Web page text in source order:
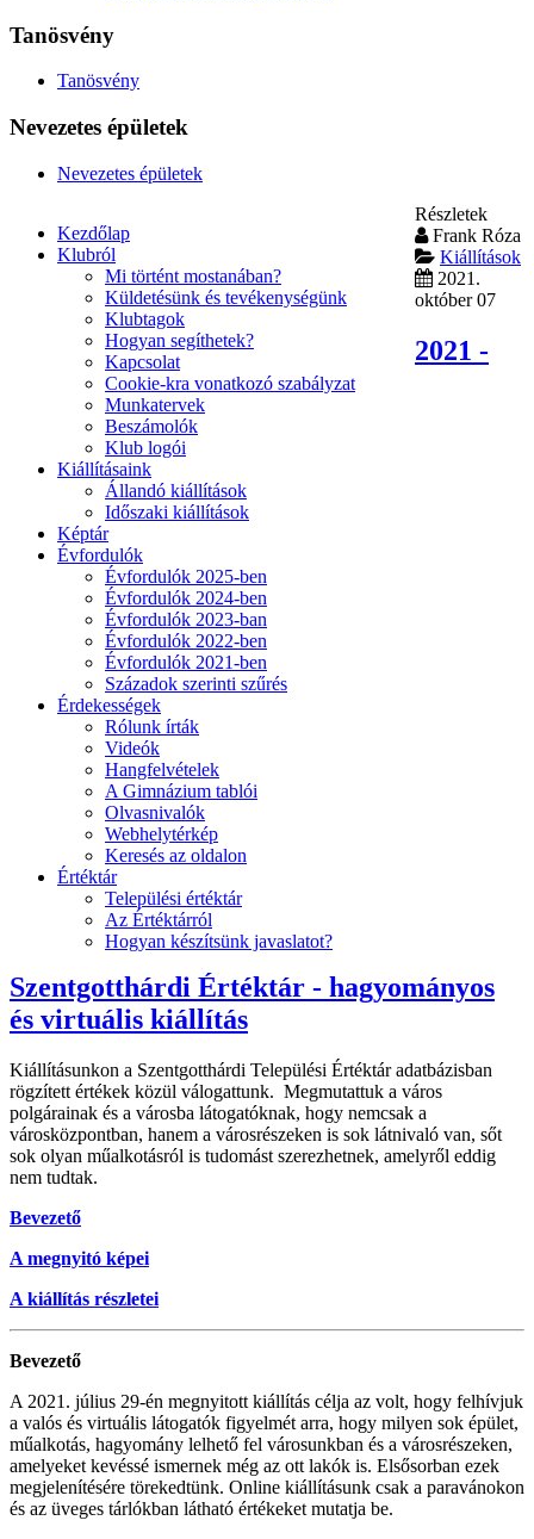
Tanösvény
Tanösvény
Nevezetes épületek
Nevezetes épületek
Kezdőlap
Klubról
Mi történt mostanában?
Küldetésünk és tevékenységünk
Klubtagok
Hogyan segíthetek?
Kapcsolat
Cookie-kra vonatkozó szabályzat
Munkatervek
Beszámolók
Klub logói
Kiállításaink
Állandó kiállítások
Időszaki kiállítások
Képtár
Évfordulók
Évfordulók 2025-ben
Évfordulók 2024-ben
Évfordulók 2023-ban
Évfordulók 2022-ben
Évfordulók 2021-ben
Századok szerinti szűrés
Érdekességek
Rólunk írták
Videók
Hangfelvételek
A Gimnázium tablói
Olvasnivalók
Webhelytérkép
Keresés az oldalon
Értéktár
Települési értéktár
Az Értéktárról
Hogyan készítsünk javaslatot?
Részletek
Frank Róza
Kiállítások
2021.
október 07
2021 -
Szentgotthárdi Értéktár - hagyományos
és virtuális kiállítás
Kiállításunkon a Szentgotthárdi Települési Értéktár adatbázisban
rögzített értékek közül válogattunk. Megmutattuk a város
polgárainak és a városba látogatóknak, hogy nemcsak a
városközpontban, hanem a városrészeken is sok látnivaló van, sőt
sok olyan műalkotásról is tudomást szerezhetnek, amelyről eddig
nem tudtak.
Bevezető
A megnyitó képei
A kiállítás részletei
Bevezető
A 2021. július 29-én megnyitott kiállítás célja az volt, hogy felhívjuk
a valós és virtuális látogatók figyelmét arra, hogy milyen sok épület,
műalkotás, hagyomány lelhető fel városunkban és a városrészeken,
amelyeket kevéssé ismernek még az ott lakók is. Elsősorban ezek
megjelenítésére törekedtünk. Online kiállításunk csak a paravánokon
és az üveges tárlókban látható értékeket mutatja be.